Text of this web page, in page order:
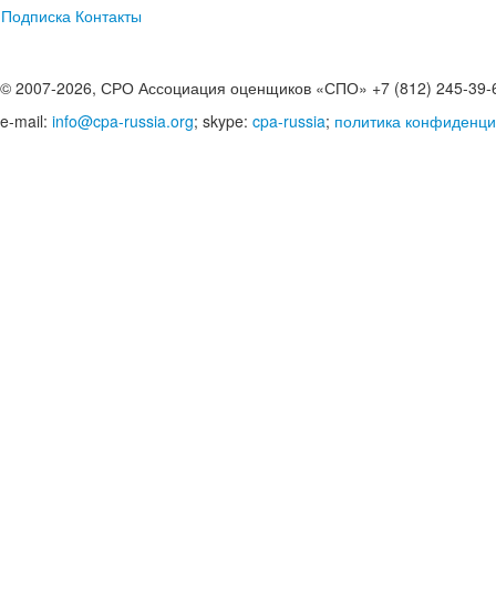
Подписка Контакты
© 2007-2026, СРО Ассоциация оценщиков «СПО» +7 (812) 245-39-
e-mail: info@cpa-russia.org; skype: cpa-russia; политика